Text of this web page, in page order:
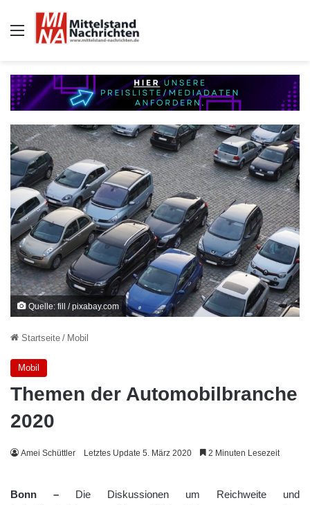
Auswahl
Quelle: fill / pixabay.com
Startseite / Mobil
Mobil
Themen der Automobilbranche
2020
Amei Schüttler Letztes Update 5. März 2020 2 Minuten Lesezeit
Bonn – Die Diskussionen um Reichweite und